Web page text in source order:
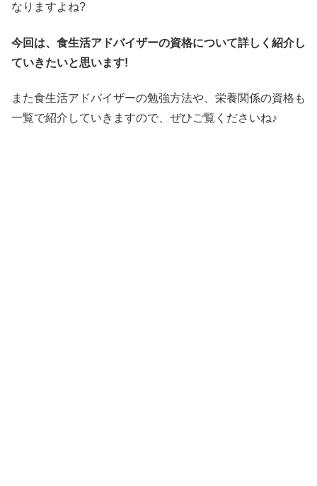
なりますよね?
今回は、食生活アドバイザーの資格について詳しく紹介し
ていきたいと思います!
また食生活アドバイザーの勉強方法や、栄養関係の資格も
一覧で紹介していきますので、ぜひご覧くださいね♪